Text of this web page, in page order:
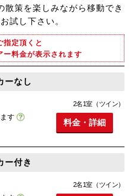
散策を楽しみながら移動でき
試し下さい。
指定頂くと
ー料金が表示されます
ーなし
す
2名1室（ツイン）
料金・詳細
ー付き
2名1室（ツイン）